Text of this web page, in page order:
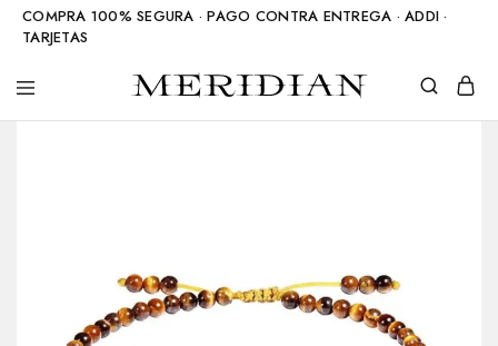
COMPRA 100% SEGURA · PAGO CONTRA ENTREGA · ADDI ·
TARJETAS
Meridian
Accesorios